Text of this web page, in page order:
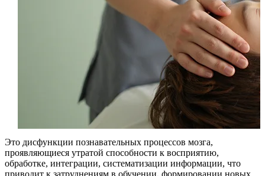
Это дисфункции познавательных процессов мозга,
проявляющиеся утратой способности к восприятию,
обработке, интеграции, систематизации информации, что